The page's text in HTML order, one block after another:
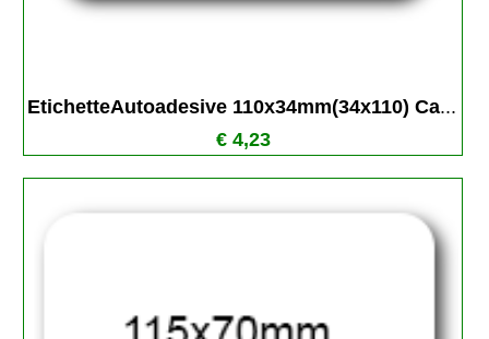
EtichetteAutoadesive 110x34mm(34x110) Ca...
€ 4,23